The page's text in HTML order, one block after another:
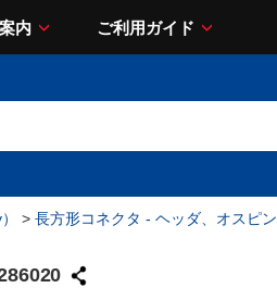
内 ご利用ガイド
> 長方形コネクタ - ヘッダ、オスピン